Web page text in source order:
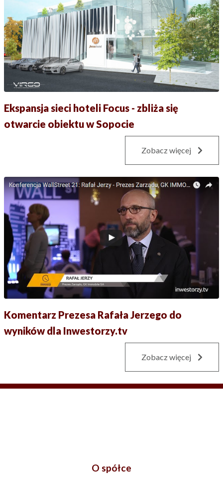
Ekspansja sieci hoteli Focus - zbliża się
otwarcie obiektu w Sopocie
Zobacz więcej
Komentarz Prezesa Rafała Jerzego do
wyników dla Inwestorzy.tv
Zobacz więcej
O spółce